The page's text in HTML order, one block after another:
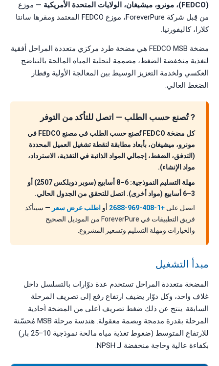
(FEDCO)، مونرو، ميشيغان، الولايات المتحدة الأمريكية
— موزع
من قِبل شركة ForeverPure، موزع FEDCO المعتمد ومقرها سانتا
كلارا، كاليفورنيا.
مضخة FEDCO MSB هي مضخة طرد مركزي متعددة المراحل أفقية
لتغذية منخفضة الضغط، مصممة لتحلية المياه المالحة بالتناضح
العكسي ولخدمة التعزيز الوسيط بين المعالجة الأولية وقطار
الضغط العالي.
? تُصنع حسب الطلب — اتصل للتأكد من التوفر
كل مضخة FEDCO تُصنع حسب الطلب في مصنع FEDCO في
مونرو، ميشيغان، بأبعاد مطابقة لنقطة تشغيل العميل المحددة
(التدفق، الضغط، إجمالي المواد الذائبة في التغذية، الاسترداد،
مواد الإنشاء).
مهلة التسليم النموذجية: 6–8 أسابيع (سوبر دوبلكس 2507) أو
3–6 أسابيع (مواد أخرى). اتصل للتحقق من الجدول الحالي.
اتصل على +1-408-969-2688 أو اطلب عرض سعر — سيتأكد
فريق التطبيقات في ForeverPure من الموديل الصحيح
والخيارات ومهلة التسليم وتسعير المشروع.
مبدأ التشغيل
المضخة متعددة المراحل تستخدم عدة دوّارات بالتسلسل داخل
غلاف واحد، وكل دوّار يضيف ارتفاع رفع إلى تصريف المرحلة
السابقة. ينتج عن ذلك ضغط تصريف أعلى من المضخة أحادية
المرحلة بقدرة مدمجة وبصمة معقولة. هندسة مرحلة MSB مُحسّنة
للارتفاع المتوسط (ضغوط تغذية مياه مالحة نموذجية 10–25 بار)
بكفاءة عالية وحاجة منخفضة لـ NPSH.